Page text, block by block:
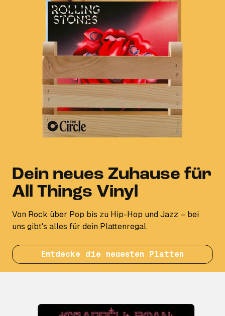
Dein neues Zuhause für
All Things Vinyl
Von Rock über Pop bis zu Hip-Hop und Jazz – bei
uns gibt's alles für dein Plattenregal.
Entdecke die neuesten Platten